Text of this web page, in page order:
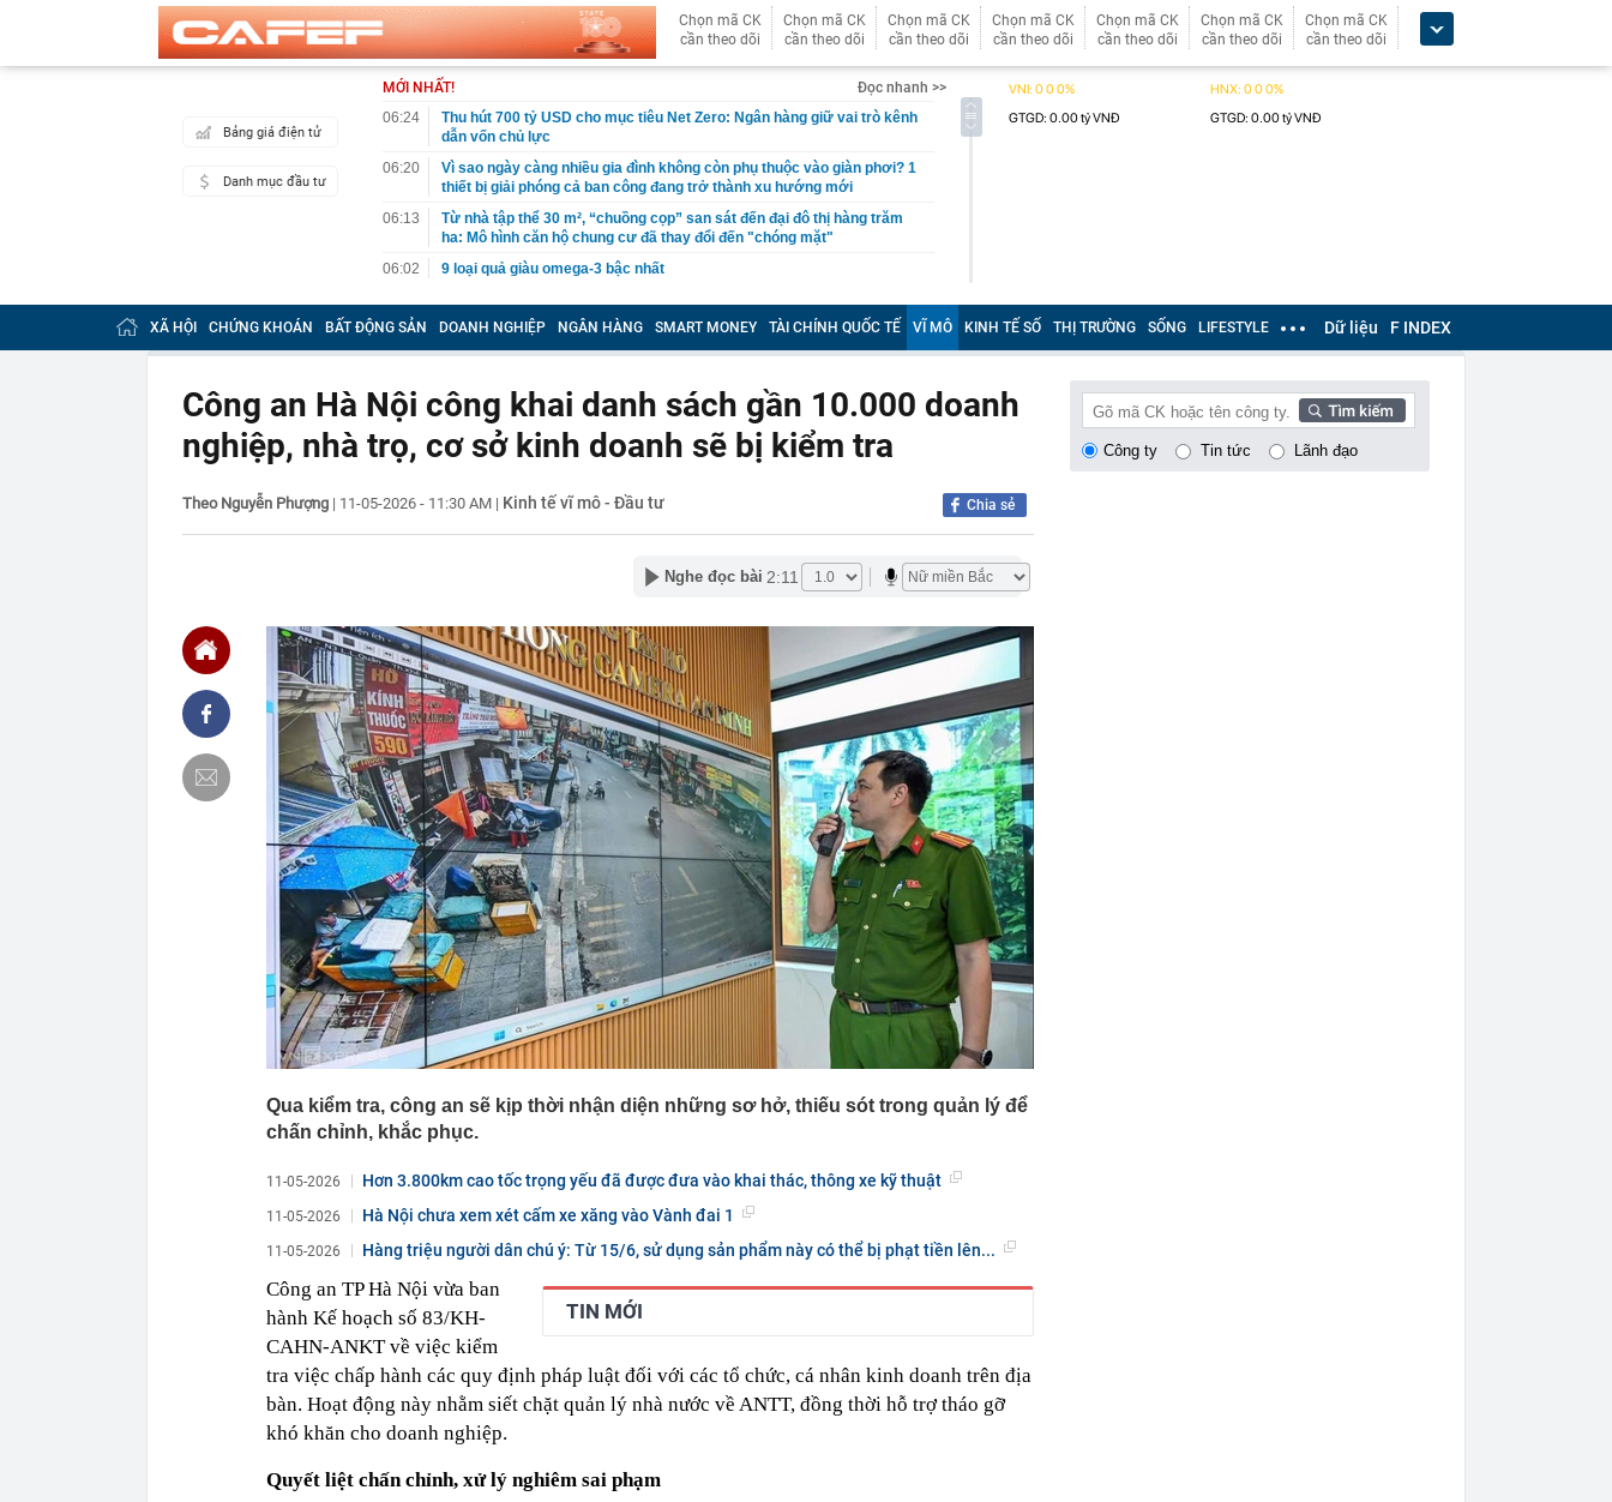
Chọn mã CK
cần theo dõi
Chọn mã CK
cần theo dõi
Chọn mã CK
cần theo dõi
Chọn mã CK
cần theo dõi
Chọn mã CK
cần theo dõi
Chọn mã CK
cần theo dõi
Chọn mã CK
cần theo dõi
Bảng giá điện tử
Danh mục đầu tư
MỚI NHẤT!
Đọc nhanh >>
06:24
Thu hút 700 tỷ USD cho mục tiêu Net Zero: Ngân hàng giữ vai trò kênh
dẫn vốn chủ lực
06:20
Vì sao ngày càng nhiều gia đình không còn phụ thuộc vào giàn phơi? 1
thiết bị giải phóng cả ban công đang trở thành xu hướng mới
06:13
Từ nhà tập thể 30 m², “chuồng cọp” san sát đến đại đô thị hàng trăm
ha: Mô hình căn hộ chung cư đã thay đổi đến "chóng mặt"
06:02
9 loại quả giàu omega-3 bậc nhất
06:01
Trồng loại quả ‘đến từ thiên đường’ của Việt Nam, anh nông dân Ấn Độ
bất ngờ trúng lớn, chỉ bán hạt giống cũng kiếm bộn tiền
06:00
Việt Nam có nơi "1 con gà gáy 3 nước cùng nghe" ở ngay miền Bắc:
05:55
Người mua nhà chờ giá giảm sâu, chuyên gia nói thẳng: “Khó!”
Sếp bất động sản: Một lần “đau” để quay về đúng giá trị sẽ tốt hơn
nhiều lần hưng phấn ngắn hạn rồi lại phải trả giá
xét nhiều căn hộ tại một khu đô thị ở Gia Lâm: Bóc trần đường dây rửa
Chứng khoán khó nhằn, tài khoản mở mới giảm mạnh
thành cổ đông lớn của công ty dệt may Hoàng Thị Loan
00:05
Ít người biết đỉnh núi cao thứ 5 Việt Nam, là “ cột mốc thiêng liêng đẹp
nhất biên cương” ở độ cao trên 3.000m, điểm đến "trong mơ" của dân
trekking
00:05
Việt Nam có 1 hệ thống y khoa tư nhân sở hữu 14 bệnh viện, 2.900
giường bệnh, vừa được vinh danh "Hệ thống Y khoa tốt nhất Việt Nam
2026"
00:05
56 mã chứng khoán bị HoSE cắt margin trong tháng 8
00:03
Một doanh nghiệp Việt thu hơn 1 tỷ USD ở nước ngoài trong nửa đầu
năm 2026, lợi nhuận tăng hơn 120%
00:03
Chứng khoán Vietcap dự phóng VN-Index có thể chạm mốc 1.885 điểm
ngay trong tháng 8
00:01
VNPT nắm giữ lượng tiền hơn 62.000 tỷ đồng, lớn hơn cả Vinhomes,
Viettel Global
00:01
Nắm trong tay Điện Máy Xanh, Bách Hóa Xanh, An Khang, vốn hóa
MWG chỉ ngang DMX
00:01
Khám xét ngôi nhà cổ, phát hiện 'kho báu' gồm 1.000 đồng tiền vàng và
5 thỏi vàng giấu trong nhiều ngăn bí mật - giá trị hơn 18 tỷ đồng
XÃ HỘI CHỨNG KHOÁN BẤT ĐỘNG SẢN DOANH NGHIỆP NGÂN HÀNG SMART MONEY TÀI CHÍNH QUỐC TẾ VĨ MÔ KINH TẾ SỐ THỊ TRƯỜNG SỐNG LIFESTYLE Dữ liệu F INDEX
Công an Hà Nội công khai danh sách gần 10.000 doanh
nghiệp, nhà trọ, cơ sở kinh doanh sẽ bị kiểm tra
Theo Nguyễn Phượng | 11-05-2026 - 11:30 AM | Kinh tế vĩ mô - Đầu tư Chia sẻ
Nghe đọc bài 2:11
Qua kiểm tra, công an sẽ kịp thời nhận diện những sơ hở, thiếu sót trong quản lý để
chấn chỉnh, khắc phục.
11-05-2026 Hơn 3.800km cao tốc trọng yếu đã được đưa vào khai thác, thông xe kỹ thuật
11-05-2026 Hà Nội chưa xem xét cấm xe xăng vào Vành đai 1
11-05-2026 Hàng triệu người dân chú ý: Từ 15/6, sử dụng sản phẩm này có thể bị phạt tiền lên...
TIN MỚI
Công an TP Hà Nội vừa ban
hành Kế hoạch số 83/KH-
CAHN-ANKT về việc kiểm
tra việc chấp hành các quy định pháp luật đối với các tổ chức, cá nhân kinh doanh trên địa
bàn. Hoạt động này nhằm siết chặt quản lý nhà nước về ANTT, đồng thời hỗ trợ tháo gỡ
khó khăn cho doanh nghiệp.
Quyết liệt chấn chỉnh, xử lý nghiêm sai phạm
Công ty Tin tức Lãnh đạo